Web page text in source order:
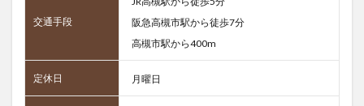
交通手段
阪急高槻市駅から徒歩7分
高槻市駅から400m
定休日 月曜日